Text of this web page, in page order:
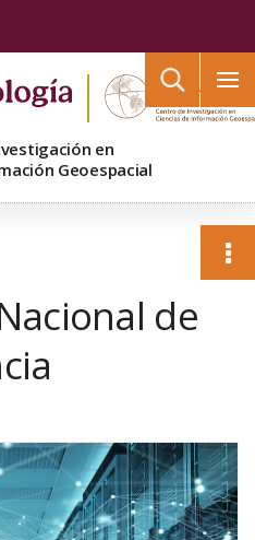
en
Geoespacial
de